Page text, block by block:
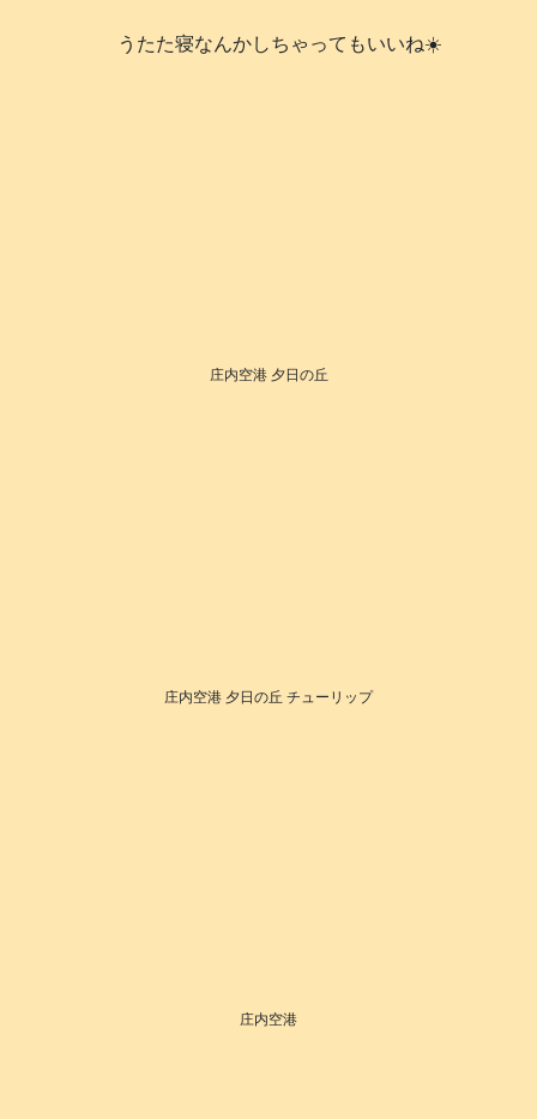
うたた寝なんかしちゃってもいいね☀️
庄内空港 夕日の丘
庄内空港 夕日の丘 チューリップ
庄内空港